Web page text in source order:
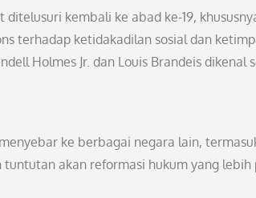
ditelusuri kembali ke abad ke-19,
terhadap ketidakadilan sosial dan
Holmes Jr. dan Louis Brandeis
ke berbagai negara lain,
tuntutan akan reformasi hukum yang